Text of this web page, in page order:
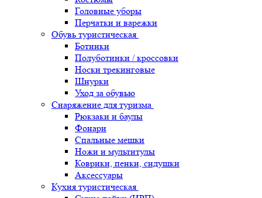
Головные уборы
Перчатки и варежки
Обувь туристическая
Ботинки
Полуботинки / кроссовки
Носки трекинговые
Шнурки
Уход за обувью
Снаряжение для туризма
Рюкзаки и баулы
Фонари
Спальные мешки
Ножи и мультитулы
Коврики, пенки, сидушки
Аксессуары
Кухня туристическая